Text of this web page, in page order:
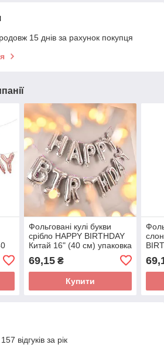
15 днів за рахунок покупця
Фольговані кулі букви
срібло HAPPY BIRTHDAY
Китай 16" (40 см) упаковка
69,15₴
Купити
відгуків за рік